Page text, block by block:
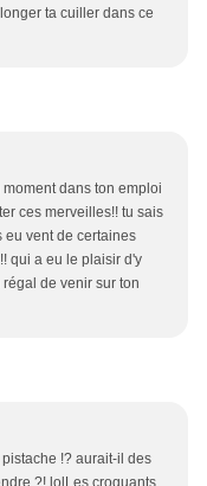
ta cuiller dans ce
dans ton emploi
ces merveilles!! tu sais
eu vent de certaines
qui a eu le plaisir d'y
de venir sur ton
!? aurait-il des
?! lolLes croquants